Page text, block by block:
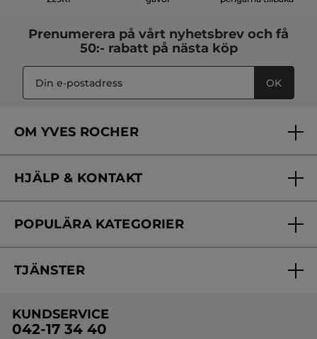
Prenumerera på vårt nyhetsbrev och få
50:- rabatt på nästa köp
OK
OM YVES ROCHER
Vårt engagemang
Skönhetstips
HJÄLP & KONTAKT
Kontakta oss
Online prislista
POPULÄRA KATEGORIER
Erbjudanden
Travelsize
TJÄNSTER
Onlineprislista för postorder
KUNDSERVICE
042-17 34 40